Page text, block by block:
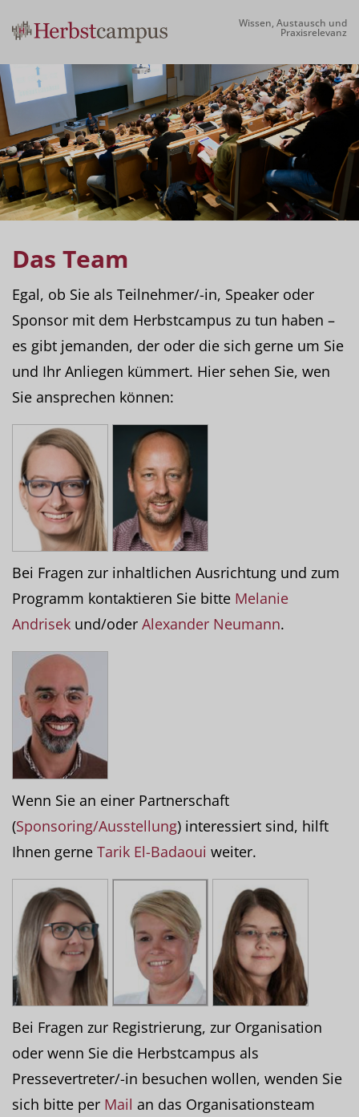
Wissen, Austausch und
Praxisrelevanz
Das Team
Egal, ob Sie als Teilnehmer/-in, Speaker oder
Sponsor mit dem Herbstcampus zu tun haben –
es gibt jemanden, der oder die sich gerne um Sie
und Ihr Anliegen kümmert. Hier sehen Sie, wen
Sie ansprechen können:
Bei Fragen zur inhaltlichen Ausrichtung und zum
Programm kontaktieren Sie bitte Melanie
Andrisek und/oder Alexander Neumann.
Wenn Sie an einer Partnerschaft
(Sponsoring/Ausstellung) interessiert sind, hilft
Ihnen gerne Tarik El-Badaoui weiter.
Bei Fragen zur Registrierung, zur Organisation
oder wenn Sie die Herbstcampus als
Pressevertreter/-in besuchen wollen, wenden Sie
sich bitte per Mail an das Organisationsteam